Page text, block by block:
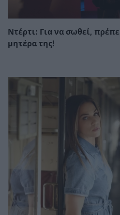
Ντέρτι: Για να σωθεί,
μητέρα της!